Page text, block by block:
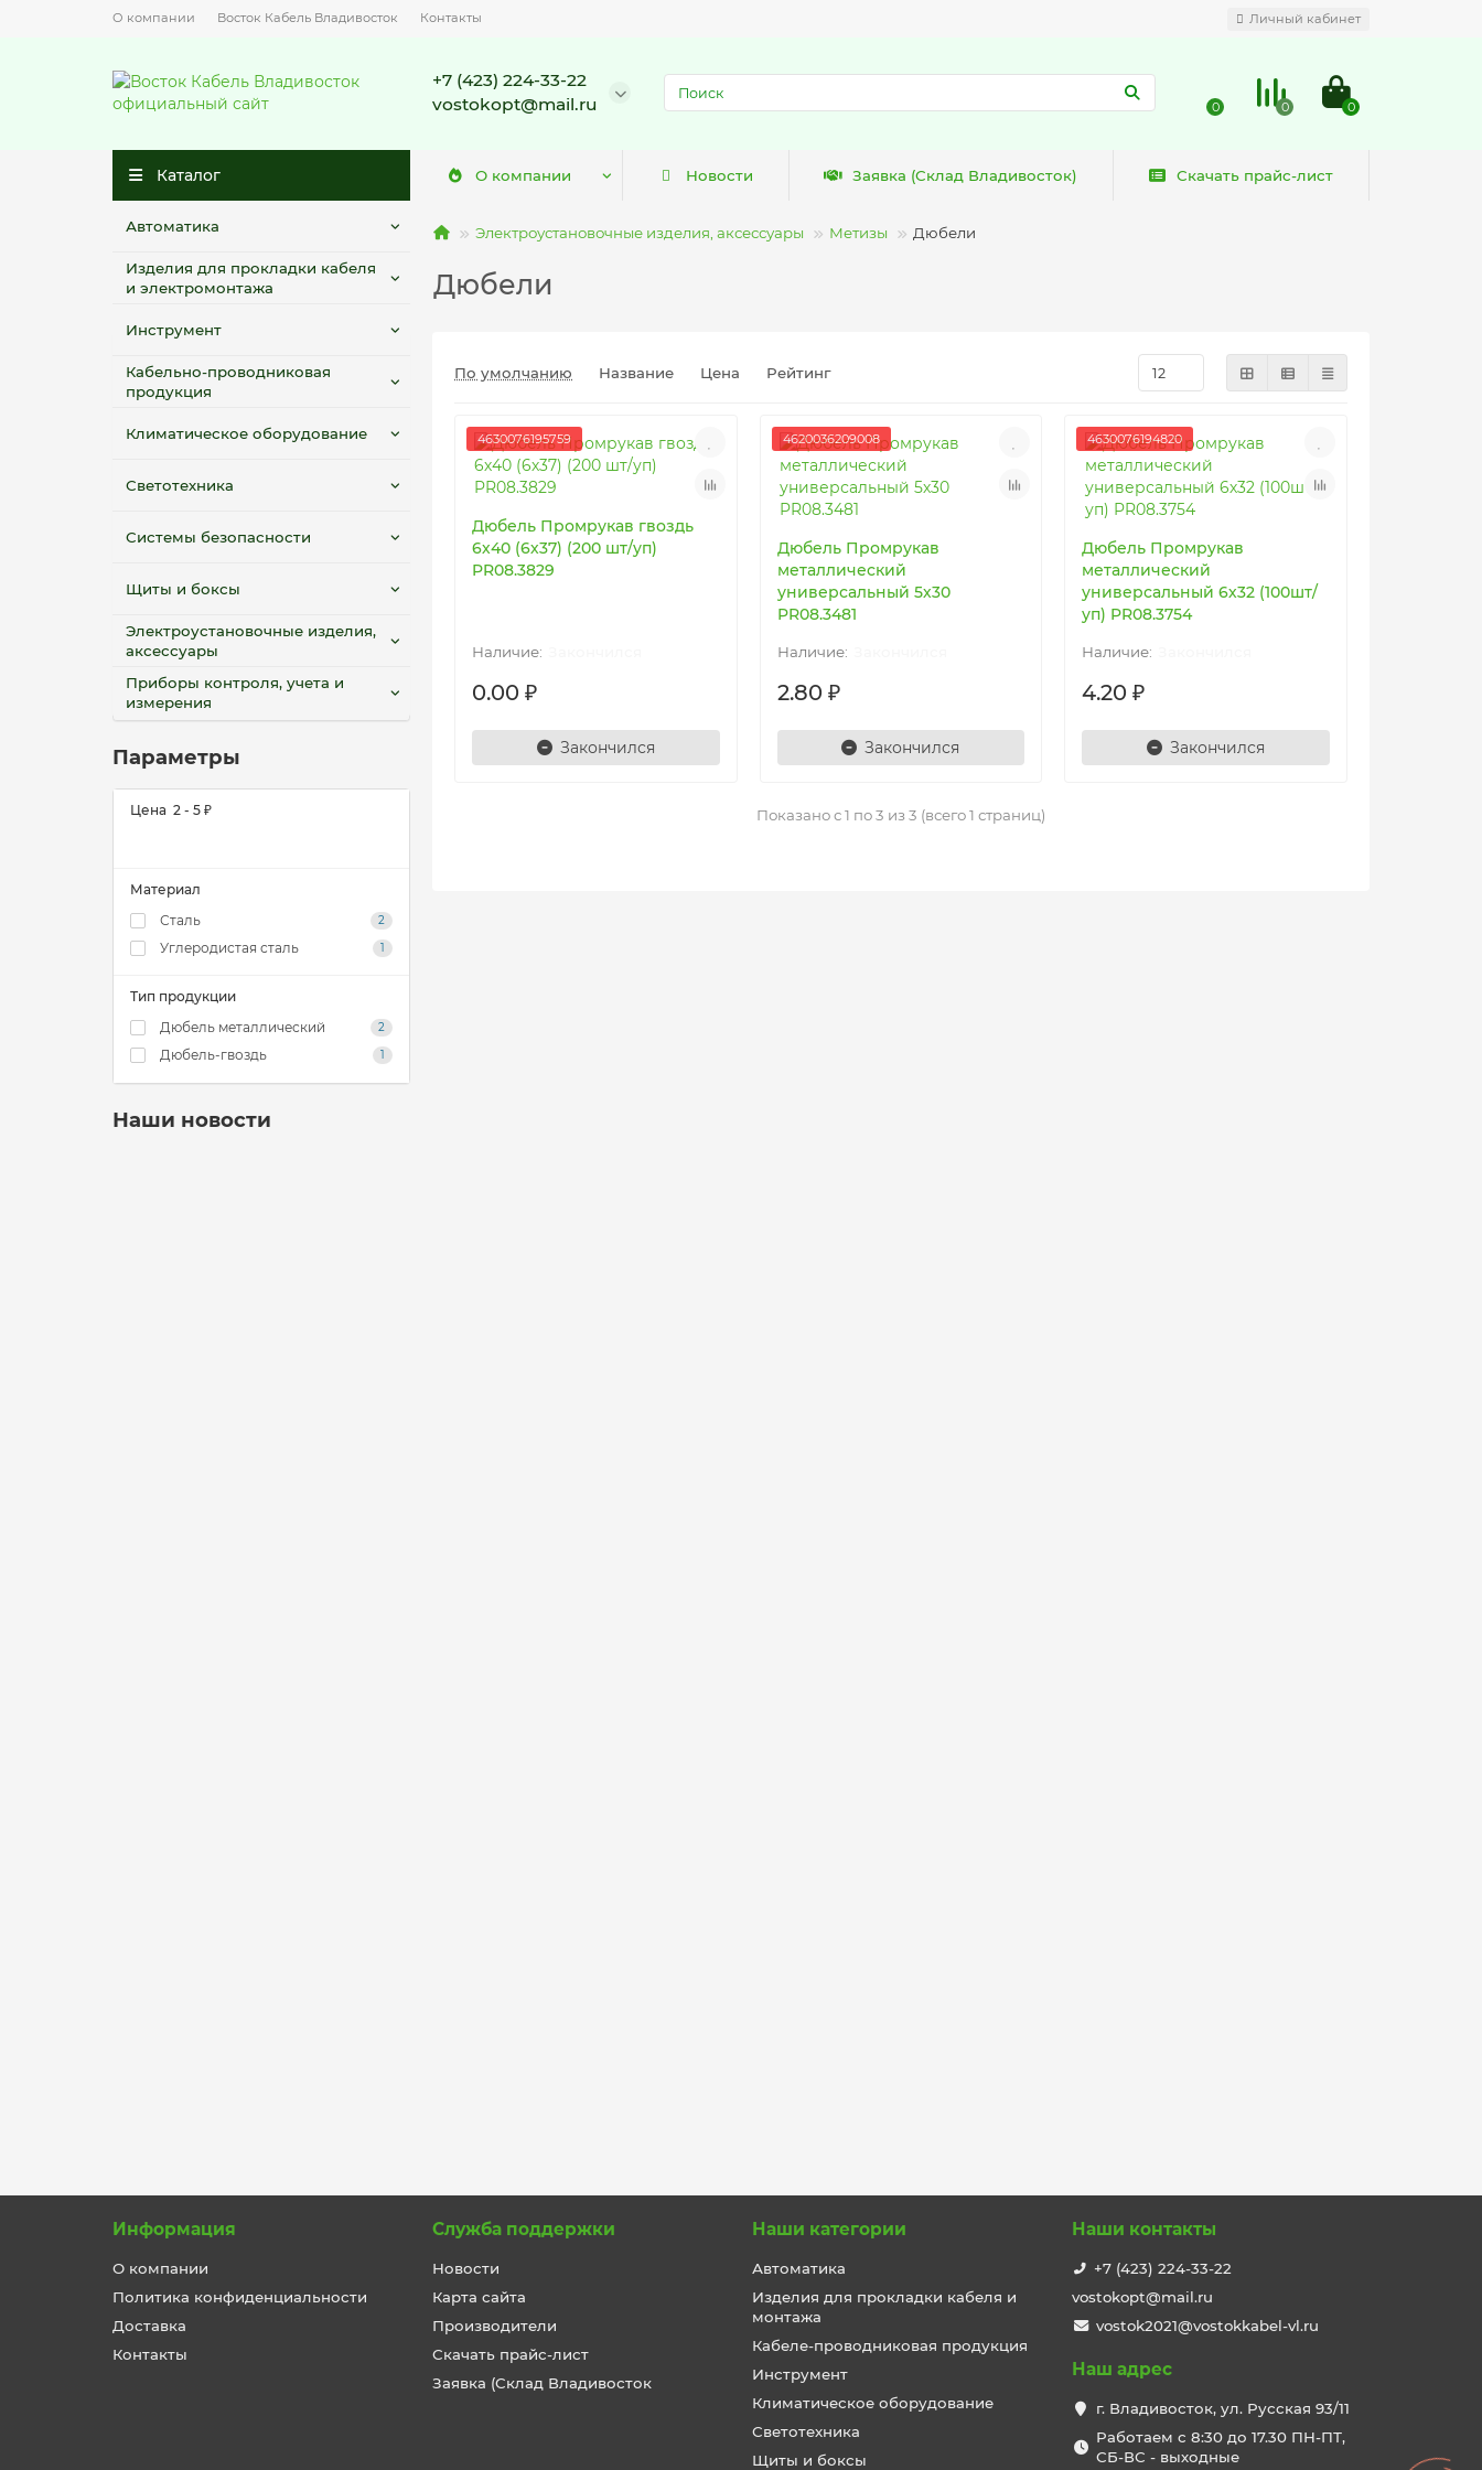
О компании Восток Кабель Владивосток Контакты Личный кабинет
+7 (423) 224-33-22
vostokopt@mail.ru
0 0 0
Каталог
Автоматика
Изделия для прокладки кабеля
и электромонтажа
Инструмент
Кабельно-проводниковая
продукция
Климатическое оборудование
Светотехника
Системы безопасности
Щиты и боксы
Электроустановочные изделия,
аксессуары
Приборы контроля, учета и
измерения
О компании Новости Заявка (Склад Владивосток) Скачать прайс-лист
Электроустановочные изделия, аксессуары Метизы Дюбели
Дюбели
Анкерные болты
Винты(9)
Гайки (14)
Дюбели
Показать ещё
Параметры
Цена 2 - 5 ₽
Материал
Сталь
2
Углеродистая сталь 1
Тип продукции
Дюбель металлический
2
Дюбель-гвоздь 1
Наши новости
По умолчанию Название Цена Рейтинг
4630076195759
Дюбель Промрукав гвоздь
6х40 (6х37) (200 шт/уп)
PR08.3829
0.00 ₽
Закончился
4620036209008
Дюбель Промрукав
металлический
универсальный 5х30
PR08.3481
2.80 ₽
Закончился
4630076194820
Дюбель Промрукав
металлический
универсальный 6х32 (100шт/
уп) PR08.3754
4.20 ₽
Закончился
Показано с 1 по 3 из 3 (всего 1 страниц)
Информация
О компании
Политика конфиденциальности
Доставка
Контакты
Служба поддержки
Новости
Карта сайта
Производители
Скачать прайс-лист
Заявка (Склад Владивосток
Наши категории
Автоматика
Изделия для прокладки кабеля и
монтажа
Кабеле-проводниковая продукция
Инструмент
Климатическое оборудование
Светотехника
Щиты и боксы
Наши контакты
+7 (423) 224-33-22
vostokopt@mail.ru
vostok2021@vostokkabel-vl.ru
Наш адрес
г. Владивосток, ул. Русская 93/11
Работаем с 8:30 до 17.30 ПН-ПТ,
СБ-ВС - выходные